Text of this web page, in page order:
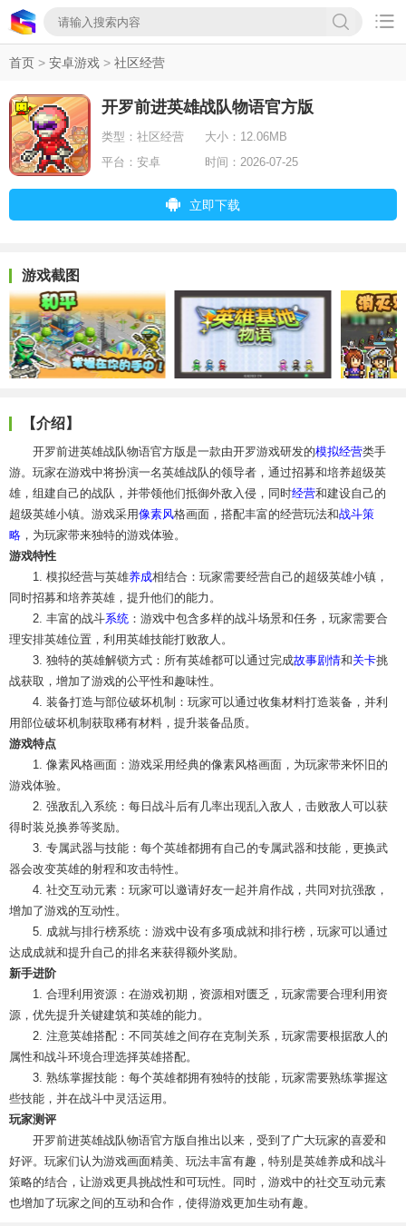

首页 > 安卓游戏 > 社区经营
开罗前进英雄战队物语官方版
类型： 社区经营 大小： 12.06MB
平台： 安卓 时间： 2026-07-25
立即下载
游戏截图
【介绍】
开罗前进英雄战队物语官方版是一款由开罗游戏研发的模拟经营类手
游。玩家在游戏中将扮演一名英雄战队的领导者，通过招募和培养超级英
雄，组建自己的战队，并带领他们抵御外敌入侵，同时经营和建设自己的
超级英雄小镇。游戏采用像素风格画面，搭配丰富的经营玩法和战斗策
略 ，为玩家带来独特的游戏体验。
游戏特性
1. 模拟经营与英雄养成相结合：玩家需要经营自己的超级英雄小镇，
同时招募和培养英雄，提升他们的能力。
2. 丰富的战斗系统 ：游戏中包含多样的战斗场景和任务，玩家需要合
理安排英雄位置，利用英雄技能打败敌人。
3. 独特的英雄解锁方式：所有英雄都可以通过完成故事剧情和关卡挑
战获取，增加了游戏的公平性和趣味性。
4. 装备打造与部位破坏机制：玩家可以通过收集材料打造装备，并利
用部位破坏机制获取稀有材料，提升装备品质。
游戏特点
1. 像素风格画面：游戏采用经典的像素风格画面，为玩家带来怀旧的
游戏体验。
2. 强敌乱入系统：每日战斗后有几率出现乱入敌人，击败敌人可以获
得时装兑换券等奖励。
3. 专属武器与技能：每个英雄都拥有自己的专属武器和技能，更换武
器会改变英雄的射程和攻击特性。
4. 社交互动元素：玩家可以邀请好友一起并肩作战，共同对抗强敌，
增加了游戏的互动性。
5. 成就与排行榜系统：游戏中设有多项成就和排行榜，玩家可以通过
达成成就和提升自己的排名来获得额外奖励。
新手进阶
1. 合理利用资源：在游戏初期，资源相对匮乏，玩家需要合理利用资
源，优先提升关键建筑和英雄的能力。
2. 注意英雄搭配：不同英雄之间存在克制关系，玩家需要根据敌人的
属性和战斗环境合理选择英雄搭配。
3. 熟练掌握技能：每个英雄都拥有独特的技能，玩家需要熟练掌握这
些技能，并在战斗中灵活运用。
玩家测评
开罗前进英雄战队物语官方版自推出以来，受到了广大玩家的喜爱和
好评。玩家们认为游戏画面精美、玩法丰富有趣，特别是英雄养成和战斗
策略的结合，让游戏更具挑战性和可玩性。同时，游戏中的社交互动元素
也增加了玩家之间的互动和合作，使得游戏更加生动有趣。